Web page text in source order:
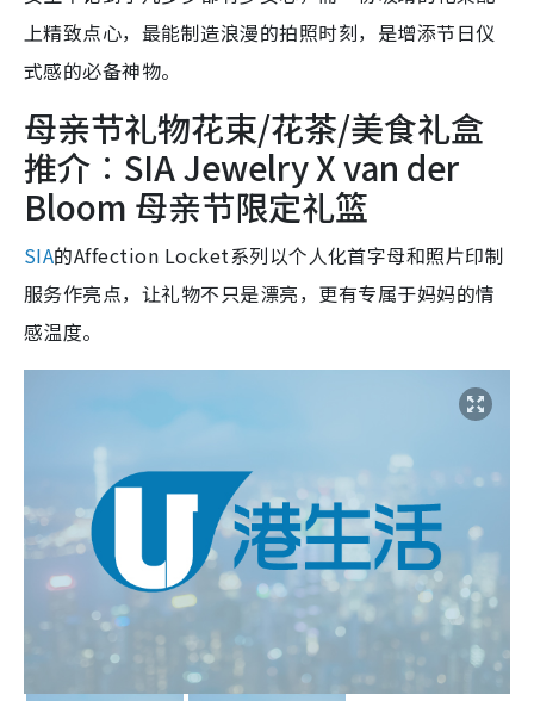
上精致点心，最能制造浪漫的拍照时刻，是增添节日仪
式感的必备神物。
母亲节礼物花束/花茶/美食礼盒
推介︰SIA Jewelry X van der
Bloom 母亲节限定礼篮
SIA的Affection Locket系列以个人化首字母和照片印制
服务作亮点，让礼物不只是漂亮，更有专属于妈妈的情
感温度。